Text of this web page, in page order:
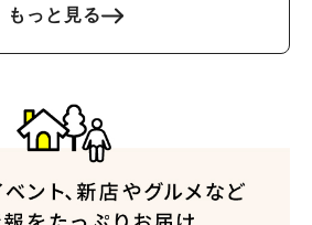
もっと見る